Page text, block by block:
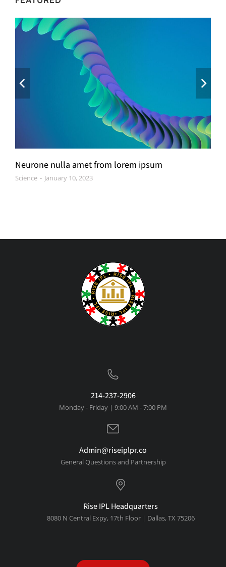
Neurone nulla amet from lorem ipsum
Science January 10, 2023
214-237-2906
Monday - Friday | 9:00 AM - 7:00 PM
Admin@riseiplpr.co
General Questions and Partnership
Rise IPL Headquarters
8080 N Central Expy, 17th Floor | Dallas, TX 75206